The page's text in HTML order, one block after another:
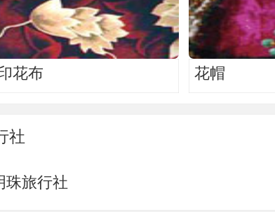
花布 花帽
社
珠旅行社